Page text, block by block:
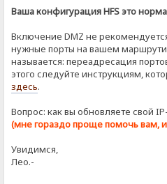
Ваша конфигурация HFS это
Включение DMZ не
нужные порты на вашем
называется: переадресация
этого следуйте инструкциям,
здесь.
Вопрос: как вы обновляете свой
(мне гораздо проще помочь вам,
Увидимся,
Лео.-